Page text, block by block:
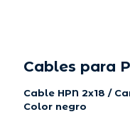
Cables para
Cable HPN 2x18 /
Color negro